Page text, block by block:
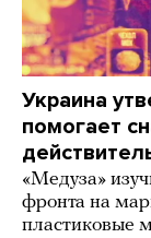
Украина
помогает
«Медуза»
фронта на
пластиковые